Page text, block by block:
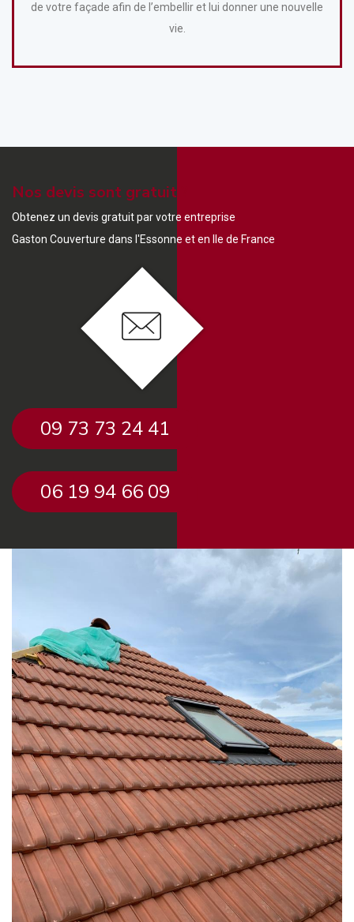
de votre façade afin de l’embellir et lui donner une nouvelle
vie.
Nos devis sont gratuit ?
Obtenez un devis gratuit par votre entreprise
Gaston Couverture dans l'Essonne et en Ile de France
09 73 73 24 41
06 19 94 66 09